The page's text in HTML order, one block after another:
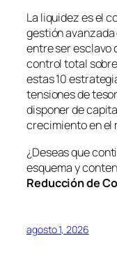
La liquidez es el
gestión
entre ser esclavo
control total
estas 10
tensiones de
disponer de
crecimiento en el
¿Deseas que
esquema y
Reducción de
agosto 1, 2026